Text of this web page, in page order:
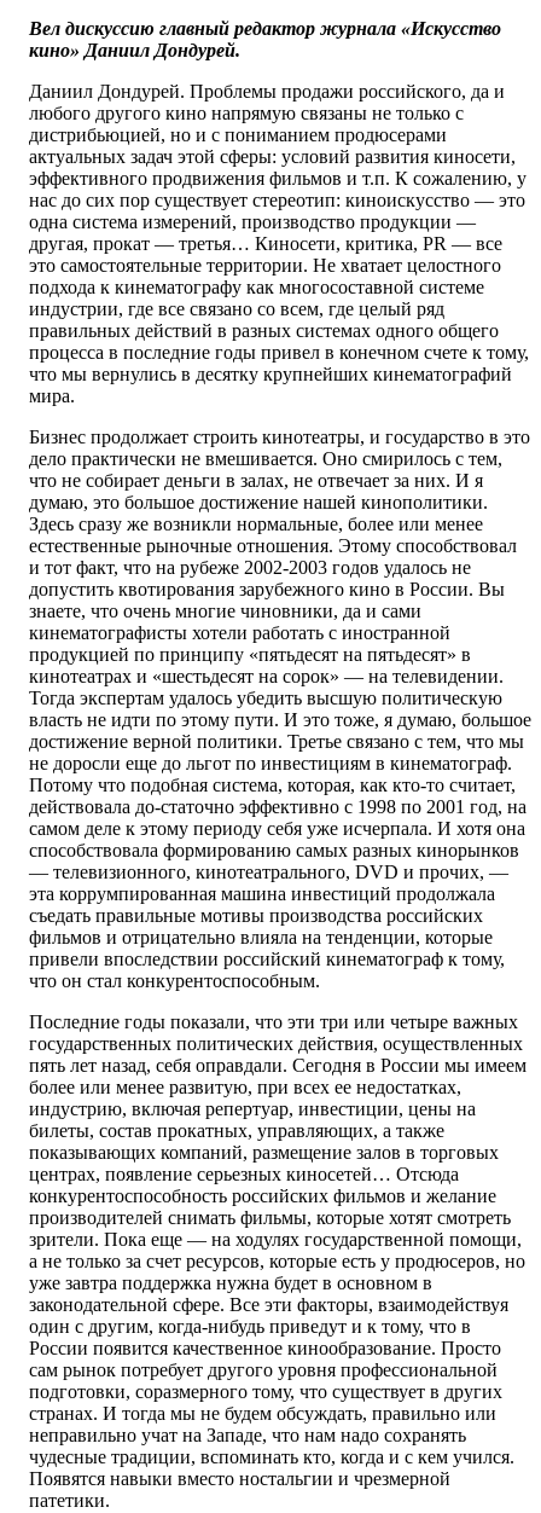
Вел дискуссию главный редактор журнала «Искусство
кино» Даниил Дондурей.
Даниил Дондурей. Проблемы продажи российского, да и
любого другого кино напрямую связаны не только с
дистрибьюцией, но и с пониманием продюсерами
актуальных задач этой сферы: условий развития киносети,
эффективного продвижения фильмов и т.п. К сожалению, у
нас до сих пор существует стереотип: киноискусство — это
одна система измерений, производство продукции —
другая, прокат — третья… Киносети, критика, PR — все
это самостоятельные территории. Не хватает целостного
подхода к кинематографу как многосоставной системе
индустрии, где все связано со всем, где целый ряд
правильных действий в разных системах одного общего
процесса в последние годы привел в конечном счете к тому,
что мы вернулись в десятку крупнейших кинематографий
мира.
Бизнес продолжает строить кинотеатры, и государство в это
дело практически не вмешивается. Оно смирилось с тем,
что не собирает деньги в залах, не отвечает за них. И я
думаю, это большое достижение нашей кинополитики.
Здесь сразу же возникли нормальные, более или менее
естественные рыночные отношения. Этому способствовал
и тот факт, что на рубеже 2002-2003 годов удалось не
допустить квотирования зарубежного кино в России. Вы
знаете, что очень многие чиновники, да и сами
кинематографисты хотели работать с иностранной
продукцией по принципу «пятьдесят на пятьдесят» в
кинотеатрах и «шестьдесят на сорок» — на телевидении.
Тогда экспертам удалось убедить высшую политическую
власть не идти по этому пути. И это тоже, я думаю, большое
достижение верной политики. Третье связано с тем, что мы
не доросли еще до льгот по инвестициям в кинематограф.
Потому что подобная система, которая, как кто-то считает,
действовала до-статочно эффективно с 1998 по 2001 год, на
самом деле к этому периоду себя уже исчерпала. И хотя она
способствовала формированию самых разных кинорынков
— телевизионного, кинотеатрального, DVD и прочих, —
эта коррумпированная машина инвестиций продолжала
съедать правильные мотивы производства российских
фильмов и отрицательно влияла на тенденции, которые
привели впоследствии российский кинематограф к тому,
что он стал конкурентоспособным.
Последние годы показали, что эти три или четыре важных
государственных политических действия, осуществленных
пять лет назад, себя оправдали. Сегодня в России мы имеем
более или менее развитую, при всех ее недостатках,
индустрию, включая репертуар, инвестиции, цены на
билеты, состав прокатных, управляющих, а также
показывающих компаний, размещение залов в торговых
центрах, появление серьезных киносетей… Отсюда
конкурентоспособность российских фильмов и желание
производителей снимать фильмы, которые хотят смотреть
зрители. Пока еще — на ходулях государственной помощи,
а не только за счет ресурсов, которые есть у продюсеров, но
уже завтра поддержка нужна будет в основном в
законодательной сфере. Все эти факторы, взаимодействуя
один с другим, когда-нибудь приведут и к тому, что в
России появится качественное кинообразование. Просто
сам рынок потребует другого уровня профессиональной
подготовки, соразмерного тому, что существует в других
странах. И тогда мы не будем обсуждать, правильно или
неправильно учат на Западе, что нам надо сохранять
чудесные традиции, вспоминать кто, когда и с кем учился.
Появятся навыки вместо ностальгии и чрезмерной
патетики.